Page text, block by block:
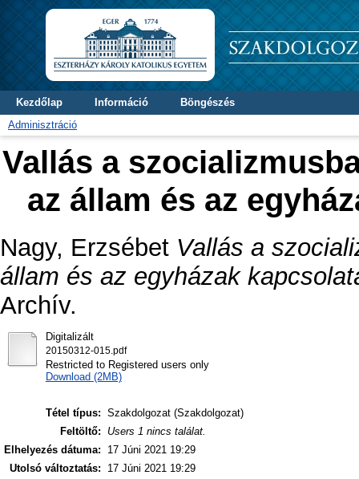
Kezdőlap Információ
Böngészés
Adminisztráció
Vallás a
az állam és az
Nagy, Erzsébet Vallás a
állam és az egyházak
Archív.
Digitalizált
20150312-015.pdf
Restricted to Registered users only
Download (2MB)
Tétel típus: Szakdolgozat (Szakdolgozat)
Feltöltő:
Users 1 nincs találat.
Elhelyezés dátuma:
17 Júni 2021 19:29
Utolsó változtatás:
17 Júni 2021 19:29